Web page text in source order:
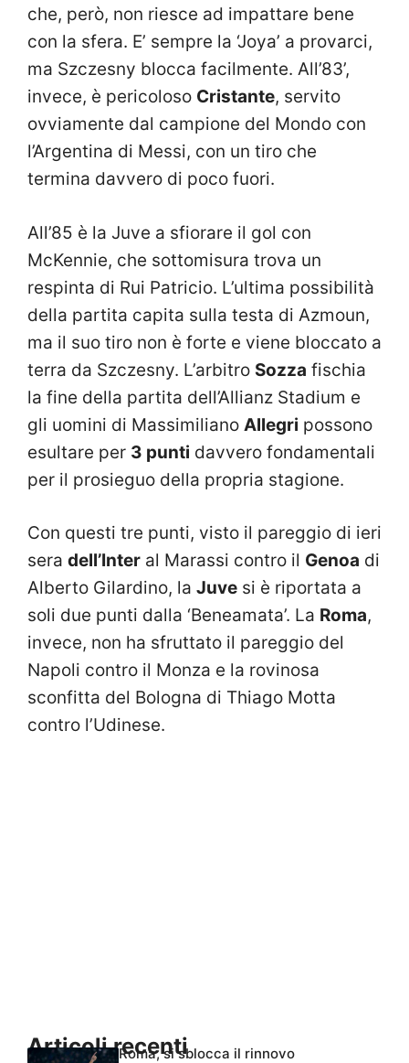
che, però, non riesce ad impattare bene
con la sfera. E’ sempre la ‘Joya’ a provarci,
ma Szczesny blocca facilmente. All’83’,
invece, è pericoloso Cristante, servito
ovviamente dal campione del Mondo con
l’Argentina di Messi, con un tiro che
termina davvero di poco fuori.
All’85 è la Juve a sfiorare il gol con
McKennie, che sottomisura trova un
respinta di Rui Patricio. L’ultima possibilità
della partita capita sulla testa di Azmoun,
ma il suo tiro non è forte e viene bloccato a
terra da Szczesny. L’arbitro Sozza fischia
la fine della partita dell’Allianz Stadium e
gli uomini di Massimiliano Allegri possono
esultare per 3 punti davvero fondamentali
per il prosieguo della propria stagione.
Con questi tre punti, visto il pareggio di ieri
sera dell’Inter al Marassi contro il Genoa di
Alberto Gilardino, la Juve si è riportata a
soli due punti dalla ‘Beneamata’. La Roma,
invece, non ha sfruttato il pareggio del
Napoli contro il Monza e la rovinosa
sconfitta del Bologna di Thiago Motta
contro l’Udinese.
Articoli recentiRoma, si sblocca il rinnovo